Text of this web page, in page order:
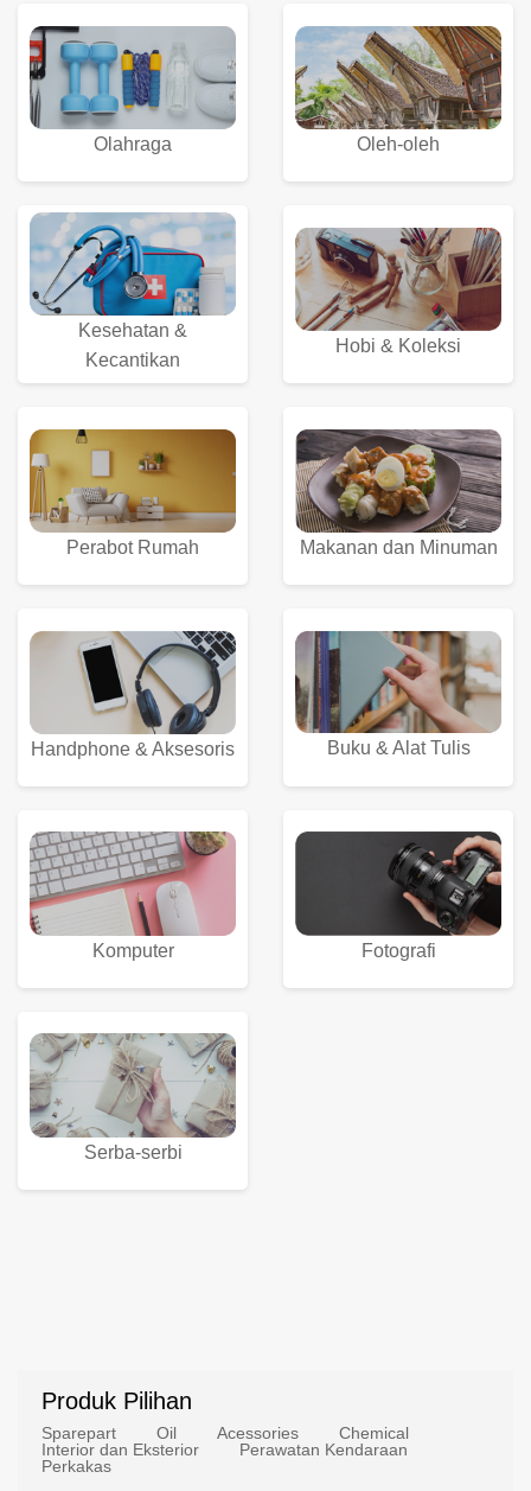
Olahraga Oleh-oleh
Kesehatan &
Kecantikan
Hobi & Koleksi
Perabot Rumah Makanan dan Minuman
Handphone & Aksesoris Buku & Alat Tulis
Komputer Fotografi
Serba-serbi
Produk Pilihan
Sparepart Oil Acessories
Chemical
Interior dan Eksterior
Perawatan Kendaraan
Perkakas